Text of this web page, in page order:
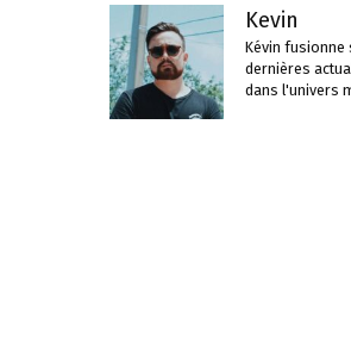
Kevin
Kévin fusionne
dernières
dans l'univers